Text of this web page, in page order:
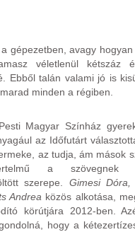
gépezetben, avagy
véletlenül kétszáz
Ebből talán valami jó is
minden a régiben.
Magyar Színház
az Időfutárt
az tudja, ám mások
a szövegnek
szerepe. Gimesi Dóra,
Andrea közös alkotása,
körútjára 2012-ben.
hogy a